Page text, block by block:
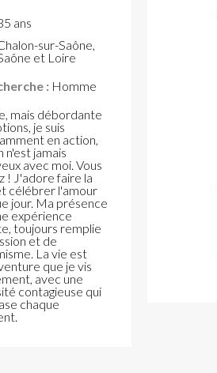
ans
sur-Saône,
et Loire
: Homme
mais débordante
je suis
en action,
n'est jamais
avec moi. Vous
! J'adore faire la
célébrer l'amour
jour. Ma présence
expérience
toujours remplie
et de
La vie est
que je vis
avec une
contagieuse qui
chaque